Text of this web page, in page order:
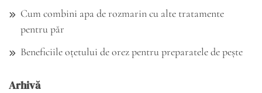
Cum combini apa de rozmarin cu alte tratamente
pentru păr
Beneficiile oțetului de orez pentru preparatele de pește
Arhivă